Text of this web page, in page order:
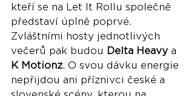
kteří se na Let It Rollu společně
představí úplně poprvé.
Zvláštními hosty jednotlivých
večerů pak budou Delta Heavy a
K Motionz. O svou dávku energie
nepřijdou ani příznivci české a